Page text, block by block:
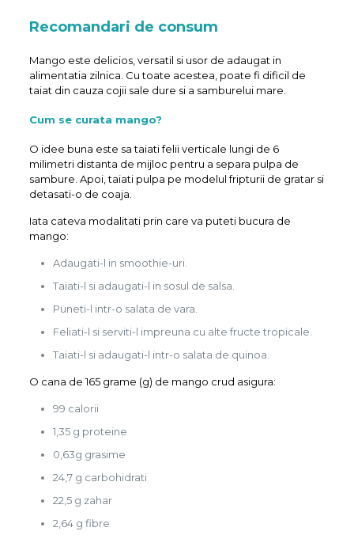
Recomandari de consum
Mango este delicios, versatil si usor de adaugat in
alimentatia zilnica. Cu toate acestea, poate fi dificil de
taiat din cauza cojii sale dure si a samburelui mare.
Cum se curata mango?
O idee buna este sa taiati felii verticale lungi de 6
milimetri distanta de mijloc pentru a separa pulpa de
sambure. Apoi, taiati pulpa pe modelul fripturii de gratar si
detasati-o de coaja.
Iata cateva modalitati prin care va puteti bucura de
mango:
Adaugati-l in smoothie-uri.
Taiati-l si adaugati-l in sosul de salsa.
Puneti-l intr-o salata de vara.
Feliati-l si serviti-l impreuna cu alte fructe tropicale.
Taiati-l si adaugati-l intr-o salata de quinoa.
O cana de 165 grame (g) de mango crud asigura:
99 calorii
1,35 g proteine
0,63g grasime
24,7 g carbohidrati
22,5 g zahar
2,64 g fibre